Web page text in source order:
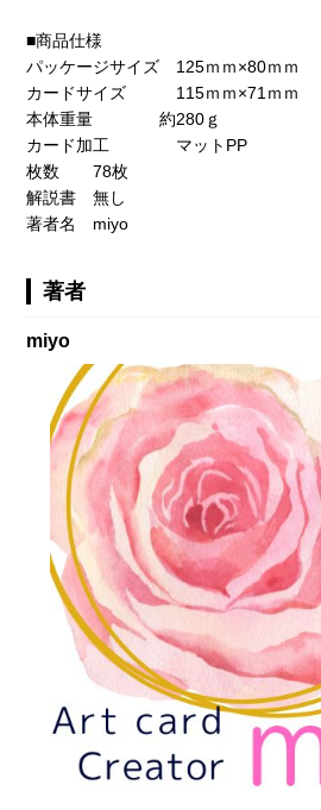
■商品仕様
パッケージサイズ 125ｍｍ×80ｍｍ
カードサイズ 115ｍｍ×71ｍｍ
本体重量 約280ｇ
カード加工 マットPP
枚数 78枚
解説書 無し
著者名 miyo
著者
miyo